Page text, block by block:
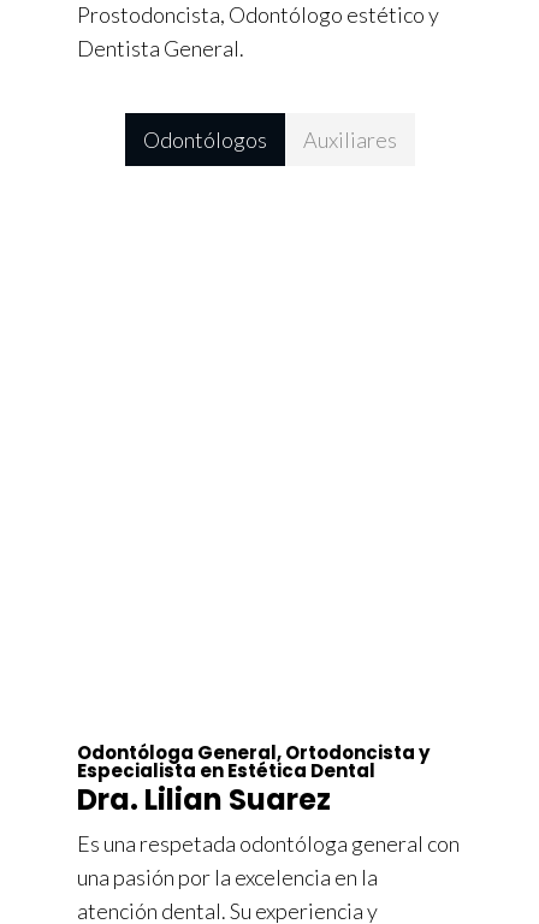
Prostodoncista, Odontólogo estético y
Dentista General.
Odontólogos Auxiliares
Odontóloga General, Ortodoncista y
Especialista en Estética Dental
Dra. Lilian Suarez
Es una respetada odontóloga general con
una pasión por la excelencia en la
atención dental. Su experiencia y